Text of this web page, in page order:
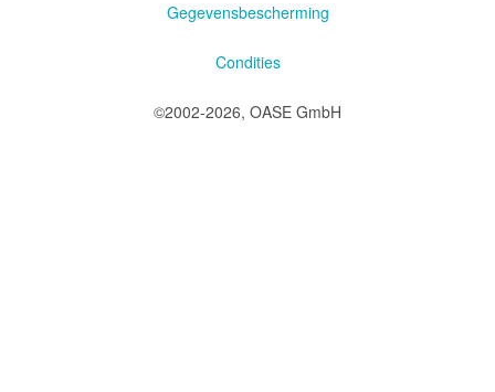
Gegevensbescherming
Condities
©2002-2026, OASE GmbH